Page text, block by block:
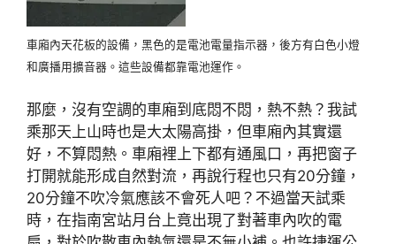
車廂內天花板的設備，黑色的是電池電量指示器，後方有白色小燈
和廣播用擴音器。這些設備都靠電池運作。
那麼，沒有空調的車廂到底悶不悶，熱不熱？我試
乘那天上山時也是大太陽高掛，但車廂內其實還
好，不算悶熱。車廂裡上下都有通風口，再把窗子
打開就能形成自然對流，再說行程也只有20分鐘，
20分鐘不吹冷氣應該不會死人吧？不過當天試乘
時，在指南宮站月台上竟出現了對著車內吹的電